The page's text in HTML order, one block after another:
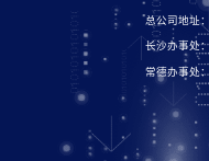
总公司地址
长沙办事处
常德办事处